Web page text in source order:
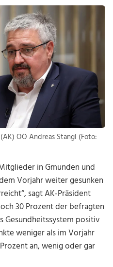
OÖ Andreas Stangl (Foto:
in Gmunden und
Vorjahr weiter gesunken
sagt AK-Präsident
30 Prozent der befragten
positiv
weniger als im Vorjahr
an, wenig oder gar